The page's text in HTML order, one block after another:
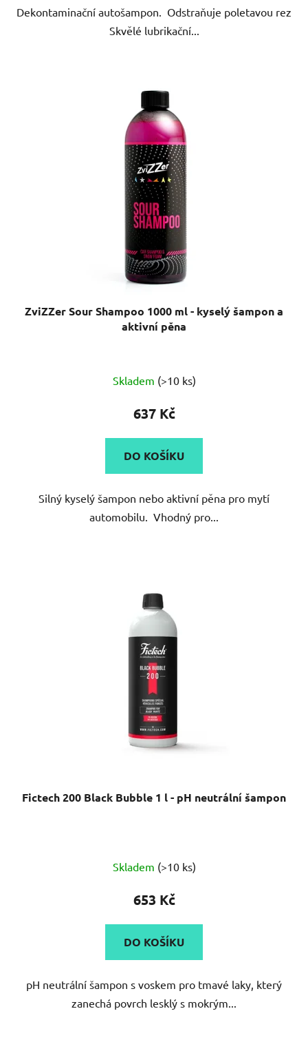
Dekontaminační autošampon. Odstraňuje poletavou rez
Skvělé lubrikační...
ZviZZer Sour Shampoo 1000 ml - kyselý šampon a
aktivní pěna
Skladem (>10 ks)
637 Kč
DO KOŠÍKU
Silný kyselý šampon nebo aktivní pěna pro mytí
automobilu. Vhodný pro...
Fictech 200 Black Bubble 1 l - pH neutrální šampon
Skladem (>10 ks)
653 Kč
DO KOŠÍKU
pH neutrální šampon s voskem pro tmavé laky, který
zanechá povrch lesklý s mokrým...